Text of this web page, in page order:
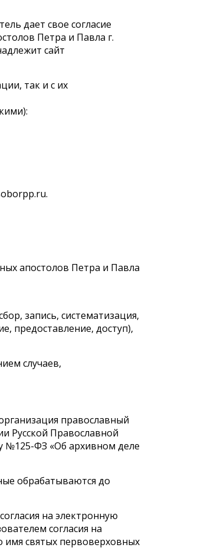
дает свое согласие
Петра и Павла г.
сайт
так и с их
апостолов Петра и Павла
запись, систематизация,
предоставление, доступ),
случаев,
православный
Русской Православной
№125-ФЗ «Об архивном деле
обрабатываются до
на электронную
согласия на
имя святых первоверховных